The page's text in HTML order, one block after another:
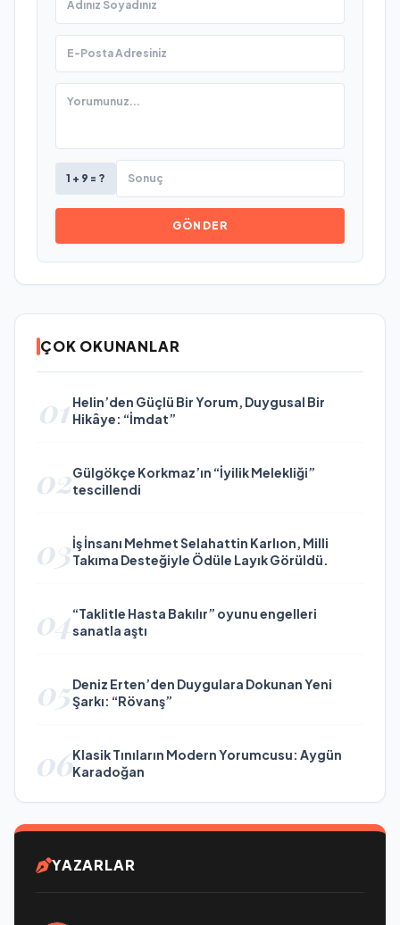
1 + 9 = ?
GÖNDER
ÇOK OKUNANLAR
01 Helin’den Güçlü Bir Yorum, Duygusal Bir
Hikâye: “İmdat”
02Gülgökçe Korkmaz’ın “İyilik Melekliği”
tescillendi
03İş İnsanı Mehmet Selahattin Karlıon, Milli
Takıma Desteğiyle Ödüle Layık Görüldü.
04“Taklitle Hasta Bakılır” oyunu engelleri
sanatla aştı
05Deniz Erten’den Duygulara Dokunan Yeni
Şarkı: “Rövanş”
06Klasik Tınıların Modern Yorumcusu: Aygün
Karadoğan
YAZARLAR